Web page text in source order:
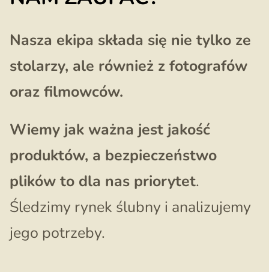
Nasza ekipa składa się nie tylko ze
stolarzy, ale również z fotografów
oraz filmowców.
Wiemy jak ważna jest jakość
produktów, a bezpieczeństwo
plików to dla nas priorytet.
Śledzimy rynek ślubny i analizujemy
jego potrzeby.